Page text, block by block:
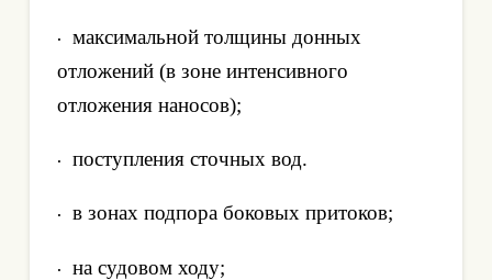
·
максимальной толщины донных
отложений (в зоне интенсивного
отложения наносов);
· поступления сточных вод.
· в зонах подпора боковых притоков;
· на судовом ходу;